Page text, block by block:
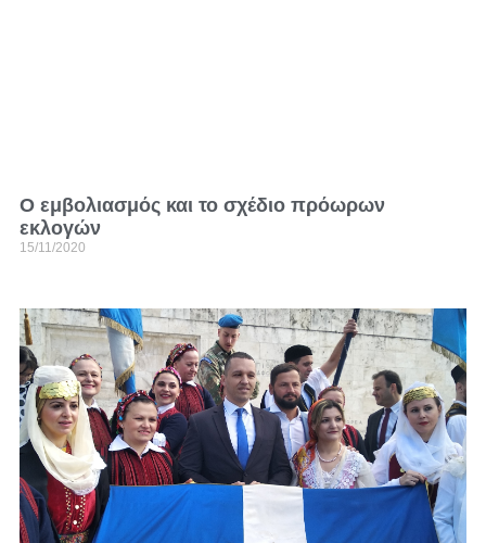
Ο εμβολιασμός και το σχέδιο πρόωρων
εκλογών
15/11/2020